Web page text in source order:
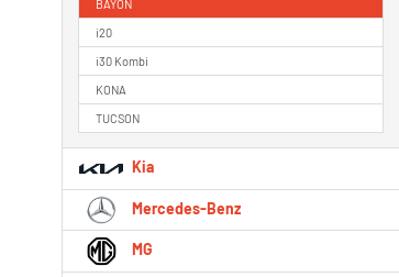
BAYON
i20
i30 Kombi
KONA
TUCSON
Kia
Mercedes-Benz
MG